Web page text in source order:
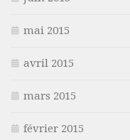
mai 2015
avril 2015
mars 2015
février 2015